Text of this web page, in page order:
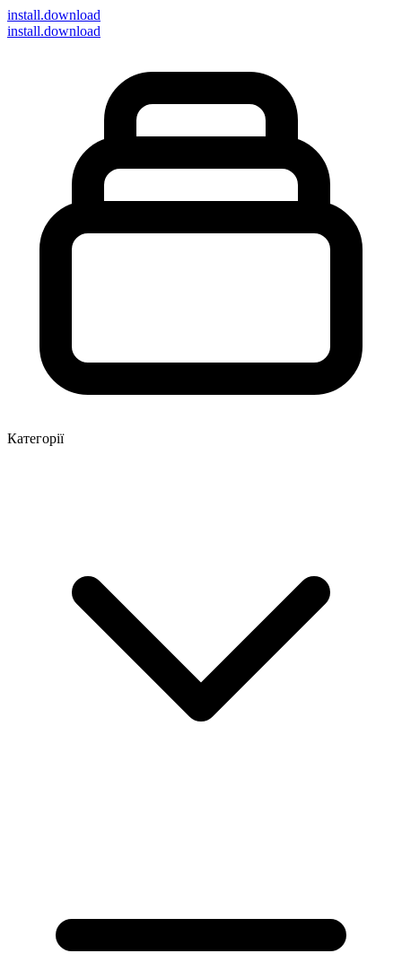
install.download
install.download
Категорії